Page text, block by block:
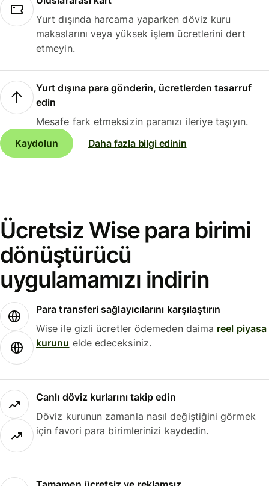
Yurt dışında harcama yaparken döviz kuru
makaslarını veya yüksek işlem ücretlerini dert
etmeyin.
Yurt dışına para gönderin, ücretlerden tasarruf
edin
Mesafe fark etmeksizin paranızı ileriye taşıyın.
Kaydolun
Daha fazla bilgi edinin
Ücretsiz Wise para birimi
dönüştürücü
uygulamamızı indirin
Para transferi sağlayıcılarını karşılaştırın
Wise ile gizli ücretler ödemeden daima reel piyasa
kurunu elde edeceksiniz.
Canlı döviz kurlarını takip edin
Döviz kurunun zamanla nasıl değiştiğini görmek
için favori para birimlerinizi kaydedin.